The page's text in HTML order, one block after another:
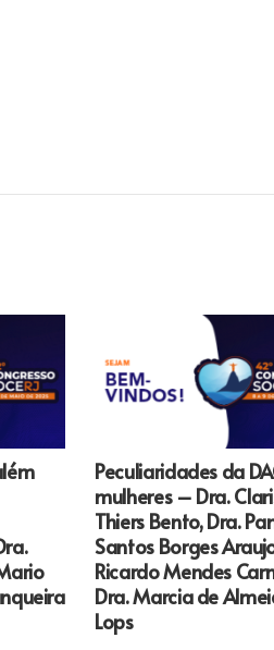
Peculiaridades da
mulheres – Dra.
Thiers Bento, Dra.
Santos Borges
Ricardo Mendes
Dra. Marcia de
Lops